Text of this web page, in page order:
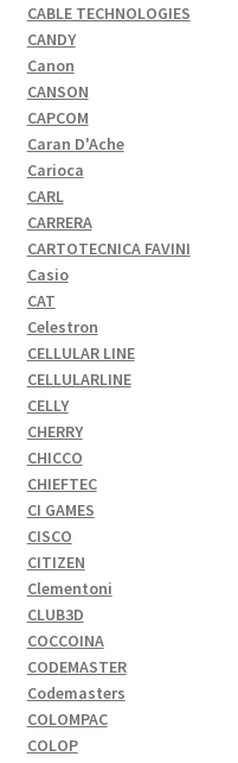
CABLE TECHNOLOGIES
CANDY
Canon
CANSON
CAPCOM
Caran D'Ache
Carioca
CARL
CARRERA
CARTOTECNICA FAVINI
Casio
CAT
Celestron
CELLULAR LINE
CELLULARLINE
CELLY
CHERRY
CHICCO
CHIEFTEC
CI GAMES
CISCO
CITIZEN
Clementoni
CLUB3D
COCCOINA
CODEMASTER
Codemasters
COLOMPAC
COLOP